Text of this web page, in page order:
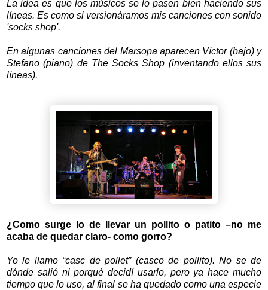
La idea es que los músicos se lo pasen bien haciendo sus
líneas. Es como si versionáramos mis canciones con sonido
'socks shop'.
En algunas canciones del Marsopa aparecen Víctor (bajo) y
Stefano (piano) de The Socks Shop (inventando ellos sus
líneas).
¿Como surge lo de llevar un pollito o patito –no me
acaba de quedar claro- como gorro?
Yo le llamo “casc de pollet” (casco de pollito). No se de
dónde salió ni porqué decidí usarlo, pero ya hace mucho
tiempo que lo uso, al final se ha quedado como una especie